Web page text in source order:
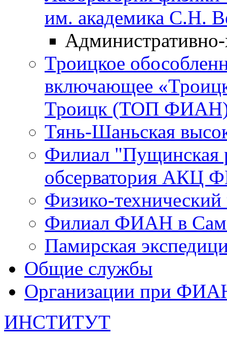
им. академика С.Н.
Административно-
Троицкое
включающее
Троицк (ТОП
Тянь-Шаньская
Филиал "Пущинская
обсерватория АКЦ
Физико-
Филиал ФИАН в
Памирская
Общие службы
Организации при
ИНСТИТУТ